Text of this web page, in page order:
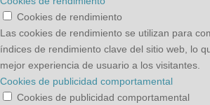
Cookies de rendimiento
Las cookies de rendimiento se utilizan para
índices de rendimiento clave del sitio web, lo
mejor experiencia de usuario a los visitantes.
Cookies de publicidad comportamental
Cookies de publicidad comportamental